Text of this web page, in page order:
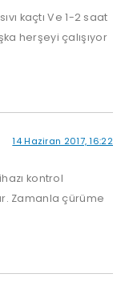
kaçtı Ve 1-2 saat
herşeyi çalışıyor
14 Haziran 2017, 16:22
kontrol
Zamanla çürüme